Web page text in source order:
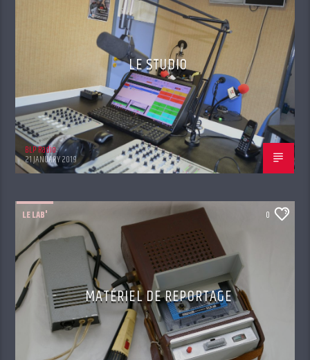
LE STUDIO
BLP Radio
21 JANUARY 2019
LE LAB' 0
MATÉRIEL DE REPORTAGE